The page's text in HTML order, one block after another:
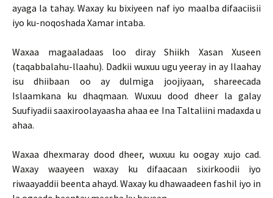
ayaga la tahay. Waxay ku bixiyeen naf iyo maalba difaaciisii
iyo ku-noqoshada Xamar intaba.
Waxaa magaaladaas loo diray Shiikh Xasan Xuseen
(taqabbalahu-llaahu). Dadkii wuxuu ugu yeeray in ay Ilaahay
isu dhiibaan oo ay dulmiga joojiyaan, shareecada
Islaamkana ku dhaqmaan. Wuxuu dood dheer la galay
Suufiyadii saaxiroolayaasha ahaa ee Ina Taltaliini madaxda u
ahaa.
Waxaa dhexmaray dood dheer, wuxuu ku oogay xujo cad.
Waxay waayeen waxay ku difaacaan sixirkoodii iyo
riwaayaddii beenta ahayd. Waxay ku dhawaadeen fashil iyo in